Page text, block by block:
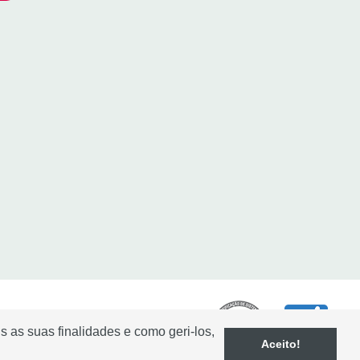
as suas finalidades e como geri-los,
Aceito!